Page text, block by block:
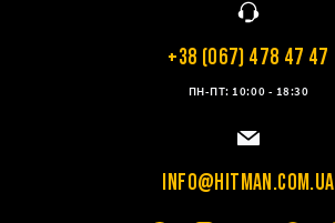
+38 (067) 478 47 47
ПН-ПТ: 10:00 - 18:30
INFO@HITMAN.COM.UA